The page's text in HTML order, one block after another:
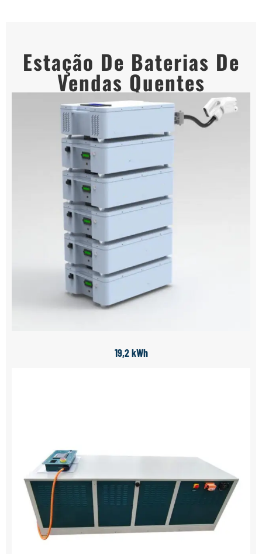
Estação De Baterias De
Vendas Quentes
19,2 kWh